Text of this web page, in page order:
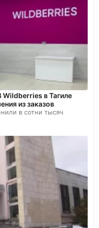
в Тагиле
из заказов
в сотни тысяч